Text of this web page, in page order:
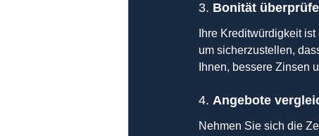
3. Bonität
Ihre Kreditwürdigkeit
um sicherzustellen,
Ihnen, bessere Zinsen
4. Angebote
Nehmen Sie sich die